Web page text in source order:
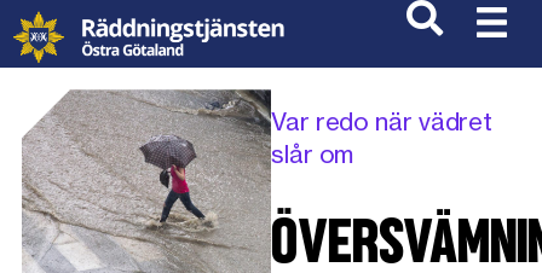
Var redo när vädret
slår om